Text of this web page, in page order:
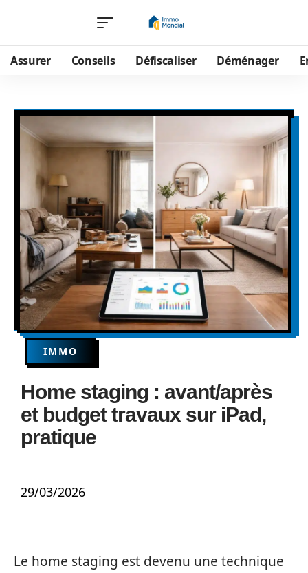
Assurer Conseils Défiscaliser Déménager
IMMO
Home staging : avant/après
et budget travaux sur iPad,
pratique
29/03/2026
Le home staging est devenu une technique